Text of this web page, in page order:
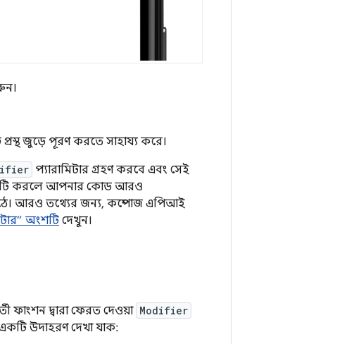
জুড়ে পূরণ করতে সাহায্য করে।
প্যারামিটার গ্রহণ করবে এবং সেই
এটি করলে আপনার কোড আরও
আরও তথ্যের জন্য, কম্পোজ এপিআই
অংশটি দেখুন।
ফাংশন দ্বারা ফেরত দেওয়া Modifier
উদাহরণ দেখা যাক: